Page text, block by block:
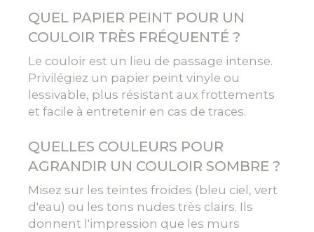
QUEL PAPIER PEINT POUR UN
COULOIR TRÈS FRÉQUENTÉ ?
Le couloir est un lieu de passage intense.
Privilégiez un papier peint vinyle ou
lessivable, plus résistant aux frottements
et facile à entretenir en cas de traces.
QUELLES COULEURS POUR
AGRANDIR UN COULOIR SOMBRE ?
Misez sur les teintes froides (bleu ciel, vert
d'eau) ou les tons nudes très clairs. Ils
donnent l'impression que les murs